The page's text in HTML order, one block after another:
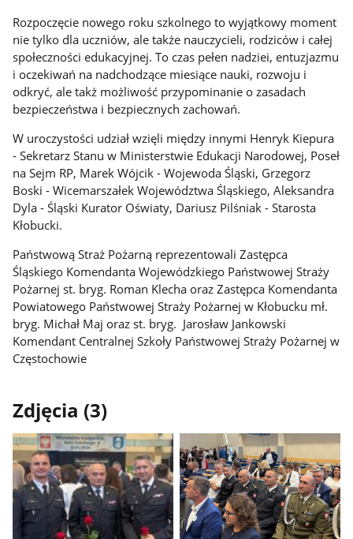
Rozpoczęcie nowego roku szkolnego to wyjątkowy moment
nie tylko dla uczniów, ale także nauczycieli, rodziców i całej
społeczności edukacyjnej. To czas pełen nadziei, entuzjazmu
i oczekiwań na nadchodzące miesiące nauki, rozwoju i
odkryć, ale takż możliwość przypominanie o zasadach
bezpieczeństwa i bezpiecznych zachowań.
W uroczystości udział wzięli między innymi Henryk Kiepura
- Sekretarz Stanu w Ministerstwie Edukacji Narodowej, Poseł
na Sejm RP, Marek Wójcik - Wojewoda Śląski, Grzegorz
Boski - Wicemarszałek Województwa Śląskiego,Aleksandra
Dyla - Śląski Kurator Oświaty, Dariusz Pilśniak - Starosta
Kłobucki.
Państwową Straż Pożarną reprezentowaliZastępca
Śląskiego Komendanta Wojewódzkiego Państwowej Straży
Pożarnej st. bryg. Roman Klecha oraz Zastępca Komendanta
Powiatowego Państwowej Straży Pożarnej w Kłobucku mł.
bryg. Michał Maj oraz st. bryg. Jarosław Jankowski
Komendant Centralnej Szkoły Państwowej Straży Pożarnej w
Częstochowie
Zdjęcia (3)